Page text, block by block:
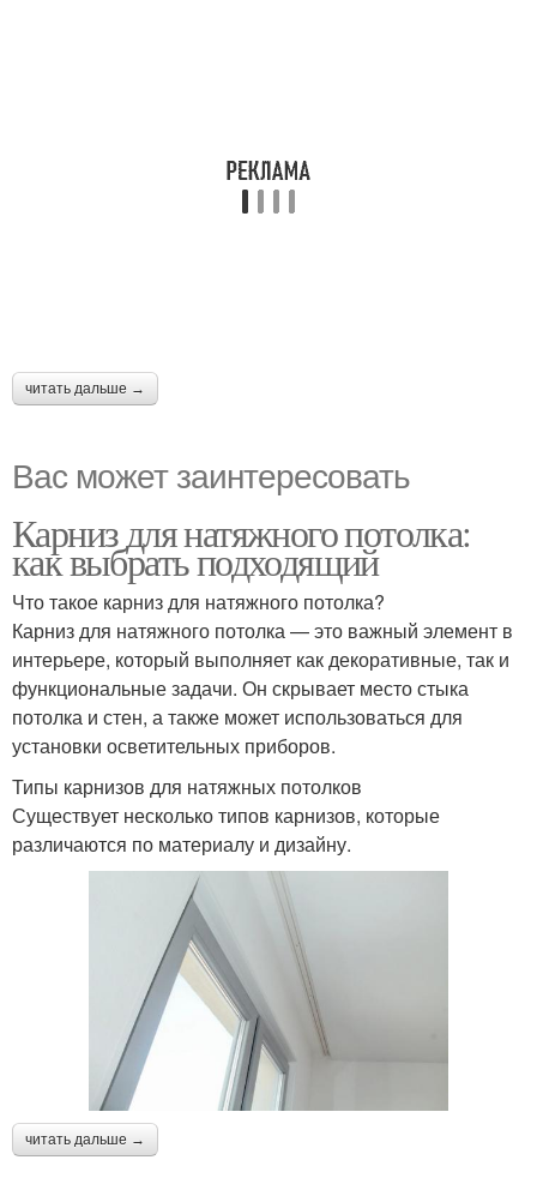
читать дальше →
Вас может заинтересовать
Карниз для натяжного потолка:
как выбрать подходящий
Что такое карниз для натяжного потолка?
Карниз для натяжного потолка — это важный элемент в
интерьере, который выполняет как декоративные, так и
функциональные задачи. Он скрывает место стыка
потолка и стен, а также может использоваться для
установки осветительных приборов.
Типы карнизов для натяжных потолков
Существует несколько типов карнизов, которые
различаются по материалу и дизайну.
читать дальше →